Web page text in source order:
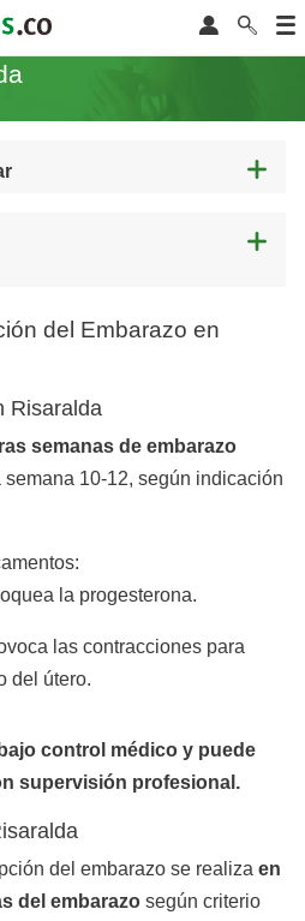
del Embarazo en
Risaralda
semanas de embarazo
10-12, según indicación
la progesterona.
las contracciones para
del útero.
control médico y puede
supervisión profesional.
del embarazo se realiza en
del embarazo según criterio